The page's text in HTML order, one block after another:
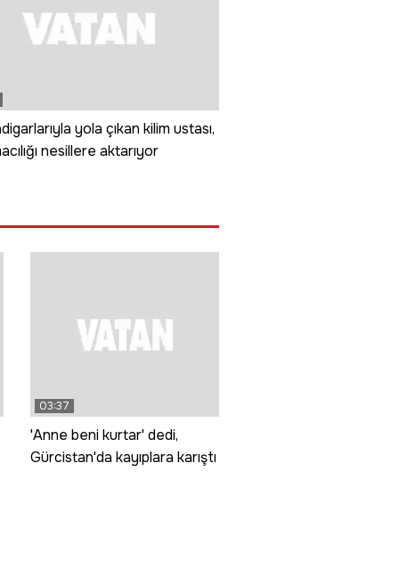
yola çıkan kilim ustası,
nesillere aktarıyor
03:37
'Anne beni kurtar' dedi,
Gürcistan'da kayıplara karıştı